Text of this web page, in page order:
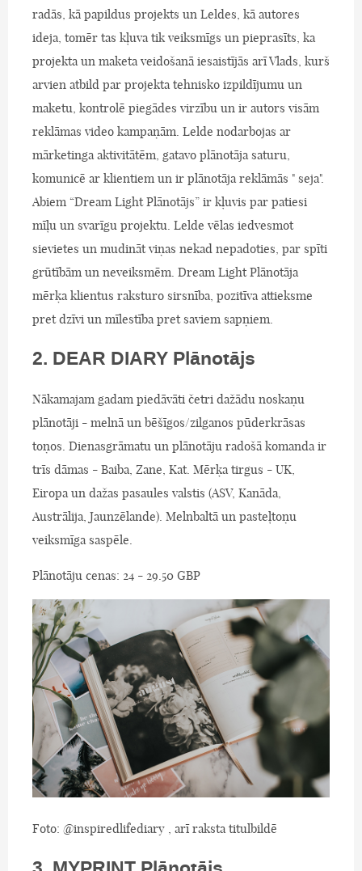
radās, kā papildus projekts un Leldes, kā autores
ideja, tomēr tas kļuva tik veiksmīgs un pieprasīts, ka
projekta un maketa veidošanā iesaistījās arī Vlads, kurš
arvien atbild par projekta tehnisko izpildījumu un
maketu, kontrolē piegādes virzību un ir autors visām
reklāmas video kampaņām. Lelde nodarbojas ar
mārketinga aktivitātēm, gatavo plānotāja saturu,
komunicē ar klientiem un ir plānotāja reklāmās " seja".
Abiem “Dream Light Plānotājs” ir kļuvis par patiesi
mīļu un svarīgu projektu. Lelde vēlas iedvesmot
sievietes un mudināt viņas nekad nepadoties, par spīti
grūtībām un neveiksmēm. Dream Light Plānotāja
mērķa klientus raksturo sirsnība, pozitīva attieksme
pret dzīvi un mīlestība pret saviem sapņiem.
2. DEAR DIARY Plānotājs
Nākamajam gadam piedāvāti četri dažādu noskaņu
plānotāji - melnā un bēšīgos/zilganos pūderkrāsas
toņos. Dienasgrāmatu un plānotāju radošā komanda ir
trīs dāmas - Baiba, Zane, Kat. Mērķa tirgus - UK,
Eiropa un dažas pasaules valstis (ASV, Kanāda,
Austrālija, Jaunzēlande). Melnbaltā un pasteļtoņu
veiksmīga saspēle.
Plānotāju cenas: 24 - 29.50 GBP
Foto: @inspiredlifediary , arī raksta titulbildē